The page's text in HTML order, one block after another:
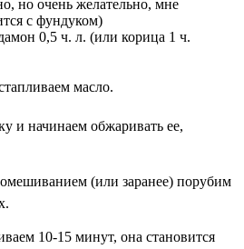
но очень желательно, мне
с фундуком)
0,5 ч. л. (или корица 1 ч.
масло.
и начинаем обжаривать ее,
(или заранее) порубим
10-15 минут, она становится